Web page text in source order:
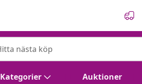
Kategorier Auktioner